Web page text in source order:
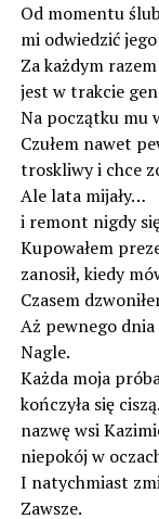
Od momentu
mi odwiedzić
Za każdym
jest w trakcie
Na początku mu
Czułem nawet
troskliwy i chce
Ale lata mijały…
i remont nigdy
Kupowałem
zanosił, kiedy
Czasem
Aż pewnego dnia
Nagle.
Każda moja
kończyła się
nazwę wsi
niepokój w
I natychmiast
Zawsze.